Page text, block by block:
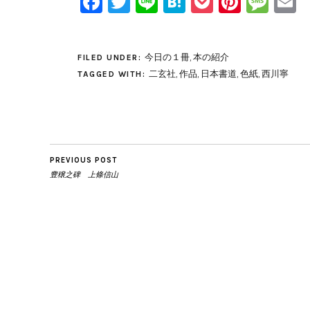
FILED UNDER: 今日の１冊, 本の紹介
TAGGED WITH: 二玄社, 作品, 日本書道, 色紙, 西川寧
PREVIOUS POST
豊穣之碑 上條信山